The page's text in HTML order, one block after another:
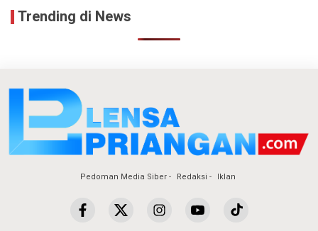
Trending di News
Pedoman Media Siber Redaksi Iklan